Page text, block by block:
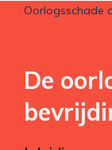
Oorlogsschade
De